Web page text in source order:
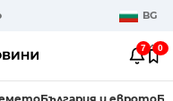
BG
7 0